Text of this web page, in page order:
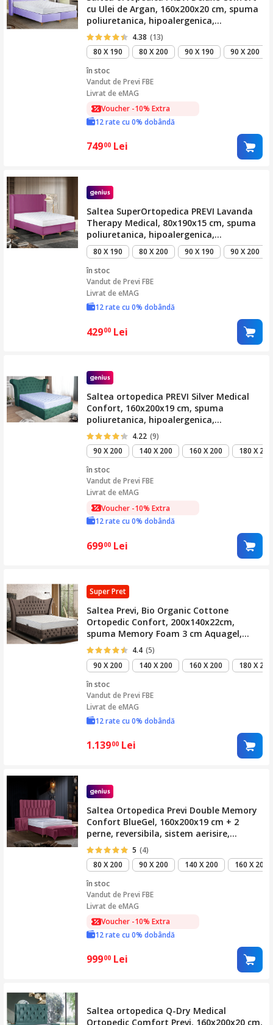
cu Ulei de Argan, 160x200x20 cm, spuma
poliuretanica, hipoalergenica,
termoregulatoare, antitranspiranta,
reversibila, cu sistem de aerisire,
fermitate tare
4.38 (13)
80 X 190
80 X 200 90 X 190
90 X 200
în stoc
Vandut dePrevi FBE
Livrat de eMAG
Voucher -10% Extra
12 rate cu 0% dobândă
74900 Lei
Saltea SuperOrtopedica PREVI Lavanda
Therapy Medical, 80x190x15 cm, spuma
poliuretanica, hipoalergenica,
termoregulatoare, antitranspiranta,
reversibila, cu sistem de aerisire,
fermitate tare
80 X 190 80 X 200 90 X 190
90 X 200
în stoc
Vandut dePrevi FBE
Livrat de eMAG
12 rate cu 0% dobândă
42900 Lei
Saltea ortopedica PREVI Silver Medical
Confort, 160x200x19 cm, spuma
poliuretanica, hipoalergenica,
termoregulatoare, antitranspiranta,
material Silver, reversibila, cu sistem de
aerisire, fermitate tare
4.22 (9)
90 X 200
140 X 200 160 X 200
180 X 200
în stoc
Vandut dePrevi FBE
Livrat de eMAG
Voucher -10% Extra
12 rate cu 0% dobândă
69900 Lei
Super Pret
Saltea Previ, Bio Organic Cottone
Ortopedic Confort, 200x140x22cm,
spuma Memory Foam 3 cm Aquagel,
hipoalergenica, termoregulatoare,
antitranspiranta, reversibila cu sistem
de aerisire, tratat cu Organic, medie
4.4 (5)
90 X 200
140 X 200 160 X 200
180 X 200
în stoc
Vandut dePrevi FBE
Livrat de eMAG
12 rate cu 0% dobândă
1.13900 Lei
Saltea Ortopedica Previ Double Memory
Confort BlueGel, 160x200x19 cm + 2
perne, reversibila, sistem aerisire,
hipoalergenica, termoregulatoare,
antitranspiranta, fermitate medie
5 (4)
80 X 200
90 X 200 140 X 200
160 X 200
în stoc
Vandut dePrevi FBE
Livrat de eMAG
Voucher -10% Extra
12 rate cu 0% dobândă
99900 Lei
Saltea ortopedica Q-Dry Medical
Ortopedic Comfort Previ, 160x200x20 cm,